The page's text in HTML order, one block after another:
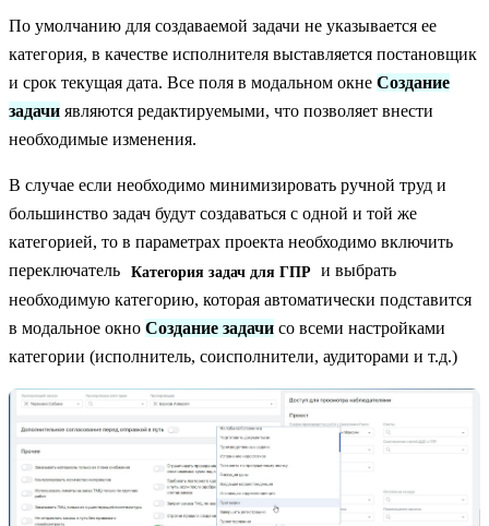
По умолчанию для создаваемой задачи не указывается ее
категория, в качестве исполнителя выставляется постановщик
и срок текущая дата. Все поля в модальном окне Создание
задачи являются редактируемыми, что позволяет внести
необходимые изменения.
В случае если необходимо минимизировать ручной труд и
большинство задач будут создаваться с одной и той же
категорией, то в параметрах проекта необходимо включить
переключатель
Категория задач для ГПР
и выбрать
необходимую категорию, которая автоматически подставится
в модальное окно Создание задачи со всеми настройками
категории (исполнитель, соисполнители, аудиторами и т.д.)